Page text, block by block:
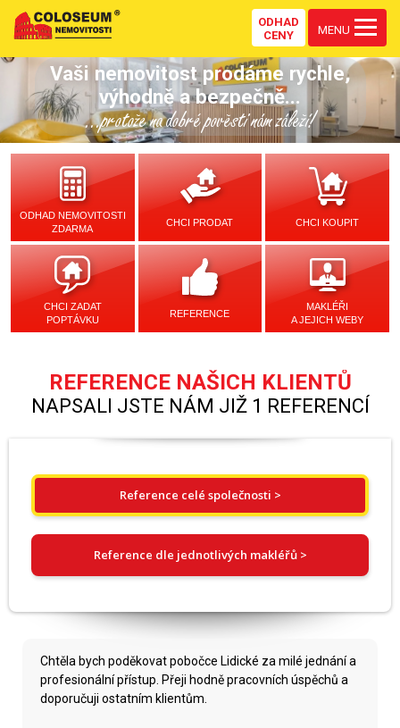
ODHAD
CENY
MENU
Vaši nemovitost prodáme rychle,
výhodně a bezpečně...
...protože na dobré pověsti nám záleží!
ODHAD NEMOVITOSTI
ZDARMA
CHCI PRODAT CHCI KOUPIT
CHCI ZADAT
POPTÁVKU
REFERENCE
MAKLÉŘI
A JEJICH WEBY
REFERENCE NAŠICH KLIENTŮ
NAPSALI JSTE NÁM JIŽ 1 REFERENCÍ
Reference celé společnosti >
Reference dle jednotlivých makléřů >
Chtěla bych poděkovat pobočce Lidické za milé jednání a
profesionální přístup. Přeji hodně pracovních úspěchů a
doporučuji ostatním klientům.